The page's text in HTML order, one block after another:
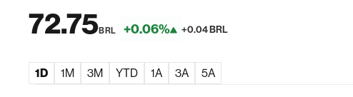
72.75BRL +0.06% +0.04 BRL
1D 1M 3M YTD 1A 3A 5A